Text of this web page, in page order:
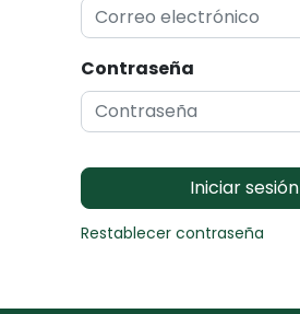
Contraseña
Iniciar sesión
Restablecer contraseña